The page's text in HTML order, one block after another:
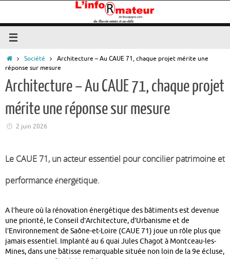
contenu
Accueil
Société
Architecture – Au CAUE 71, chaque projet mérite une
réponse sur mesure
Architecture – Au CAUE 71, chaque projet
mérite une réponse sur mesure
2 juin 2026
Le CAUE 71, un acteur essentiel pour concilier patrimoine et
performance énergétique.
A l’heure où la rénovation énergétique des bâtiments est devenue
une priorité, le Conseil d’Architecture, d’Urbanisme et de
l’Environnement de Saône-et-Loire (CAUE 71) joue un rôle plus que
jamais essentiel. Implanté au 6 quai Jules Chagot à Montceau-les-
Mines, dans une bâtisse remarquable située non loin de la 9e écluse,